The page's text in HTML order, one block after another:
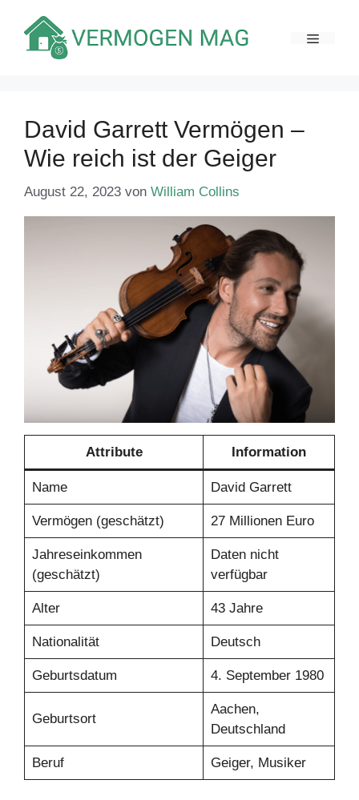
Inhalt
springen
David Garrett Vermögen –
Wie reich ist der Geiger
August 22, 2023 von William Collins
Attribute Information
Name David Garrett
Vermögen (geschätzt) 27 Millionen Euro
Jahreseinkommen
(geschätzt)
Daten nicht
verfügbar
Alter 43 Jahre
Nationalität Deutsch
Geburtsdatum 4. September 1980
Geburtsort
Aachen,
Deutschland
Beruf Geiger, Musiker